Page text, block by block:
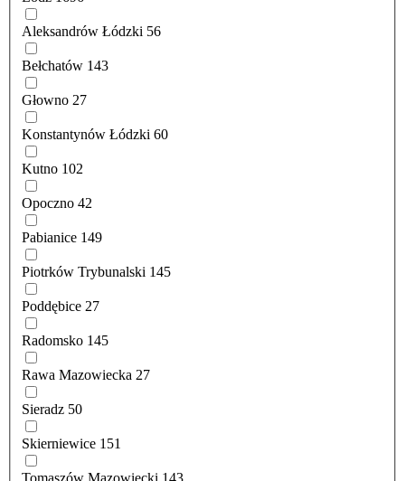
Aleksandrów Łódzki 56
Bełchatów 143
Głowno 27
Konstantynów Łódzki 60
Kutno 102
Opoczno 42
Pabianice 149
Piotrków Trybunalski 145
Poddębice 27
Radomsko 145
Rawa Mazowiecka 27
Sieradz 50
Skierniewice 151